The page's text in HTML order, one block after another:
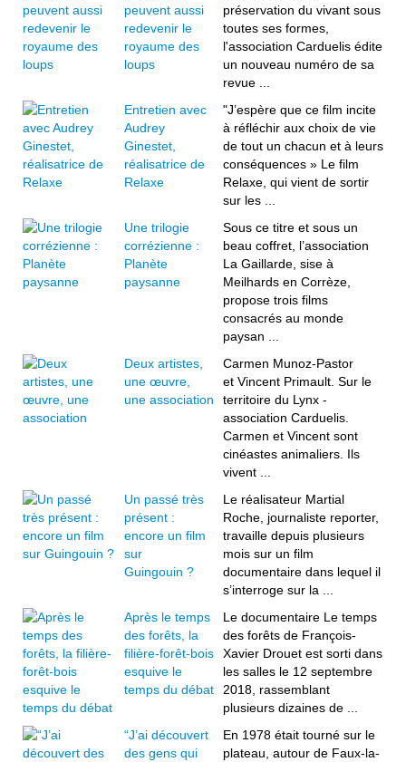
peuvent aussi
redevenir le
royaume des
loups
préservation du vivant sous
toutes ses formes,
l'association Carduelis édite
un nouveau numéro de sa
revue ...
Entretien avec
Audrey
Ginestet,
réalisatrice de
Relaxe
"J’espère que ce film incite
à réfléchir aux choix de vie
de tout un chacun et à leurs
conséquences » Le film
Relaxe, qui vient de sortir
sur les ...
Une trilogie
corrézienne :
Planète
paysanne
Sous ce titre et sous un
beau coffret, l’association
La Gaillarde, sise à
Meilhards en Corrèze,
propose trois films
consacrés au monde
paysan ...
Deux artistes,
une œuvre,
une association
Carmen Munoz-Pastor
et Vincent Primault. Sur le
territoire du Lynx -
association Carduelis.
Carmen et Vincent sont
cinéastes animaliers. Ils
vivent ...
Un passé très
présent :
encore un film
sur
Guingouin ?
Le réalisateur Martial
Roche, journaliste reporter,
travaille depuis plusieurs
mois sur un film
documentaire dans lequel il
s’interroge sur la ...
Après le temps
des forêts, la
filière-forêt-bois
esquive le
temps du débat
Le documentaire Le temps
des forêts de François-
Xavier Drouet est sorti dans
les salles le 12 septembre
2018, rassemblant
plusieurs dizaines de ...
“J’ai découvert
des gens qui
En 1978 était tourné sur le
plateau, autour de Faux-la-